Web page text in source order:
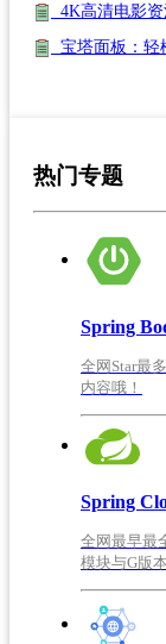
4K高清电影
宝塔面板：轻
热门专题
Spring
全网Star最
内容哦！
Spring
全网最早最
模块与G版